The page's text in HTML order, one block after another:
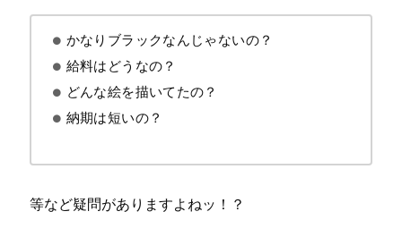
かなりブラックなんじゃないの？
給料はどうなの？
どんな絵を描いてたの？
納期は短いの？
等など疑問がありますよねッ！？